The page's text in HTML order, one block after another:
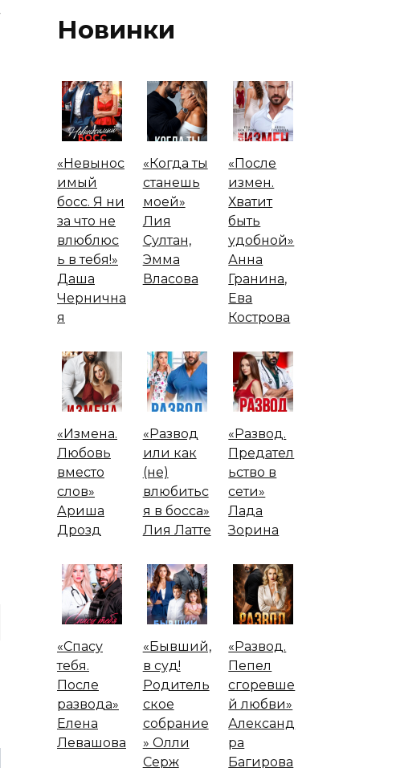
Новинки
«Невынос
имый
босс. Я ни
за что не
влюблюс
ь в тебя!»
Даша
Чернична
я
«Когда ты
станешь
моей»
Лия
Султан,
Эмма
Власова
«После
измен.
Хватит
быть
удобной»
Анна
Гранина,
Ева
Кострова
«Измена.
Любовь
вместо
слов»
Ариша
Дрозд
«Развод
или как
(не)
влюбитьс
я в босса»
Лия Латте
«Развод.
Предател
ьство в
сети»
Лада
Зорина
«Спасу
тебя.
После
развода»
Елена
Левашова
«Бывший,
в суд!
Родитель
ское
собрание
» Олли
Серж
«Развод.
Пепел
сгоревше
й любви»
Александ
ра
Багирова